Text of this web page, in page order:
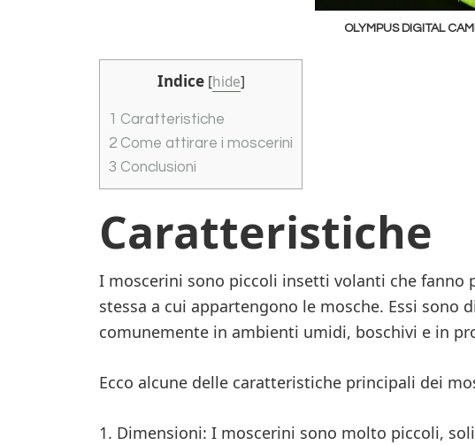
OLYMPUS DIGITAL
Indice [hide]
1 Caratteristiche
2 Come attirare i moscerini
3 Conclusioni
Caratteristiche
I moscerini sono piccoli insetti volanti che fanno
stessa a cui appartengono le mosche. Essi
comunemente in ambienti umidi, boschivi e in
Ecco alcune delle caratteristiche principali dei
1. Dimensioni: I moscerini sono molto piccoli,